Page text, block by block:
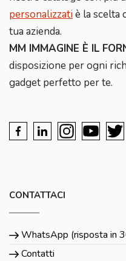
personalizzatiè la scelta
tua azienda.
MM IMMAGINE È IL
disposizione per ogni
gadget perfetto per te.
CONTATTACI
WhatsApp (risposta in
Contatti